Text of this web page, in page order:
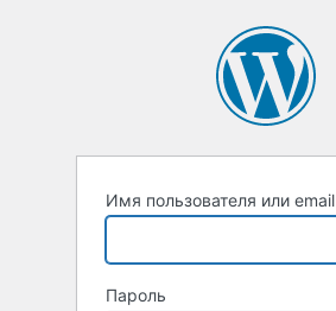
Имя пользователя или email
Пароль